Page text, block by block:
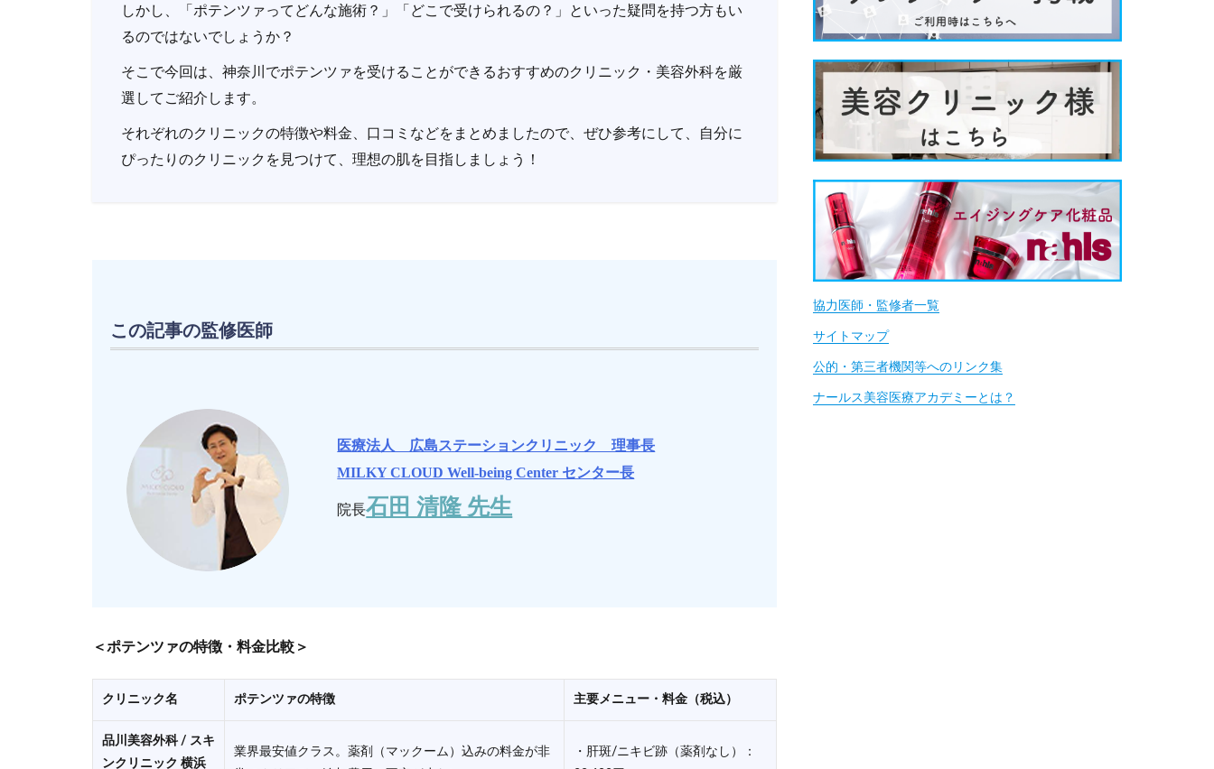
しかし、「ポテンツァってどんな施術？」「どこで受けられるの？」といった疑問を持つ方もい
るのではないでしょうか？
そこで今回は、神奈川でポテンツァを受けることができるおすすめのクリニック・美容外科を厳
選してご紹介します。
それぞれのクリニックの特徴や料金、口コミなどをまとめましたので、ぜひ参考にして、自分に
ぴったりのクリニックを見つけて、理想の肌を目指しましょう！
この記事の監修医師
医療法人 広島ステーションクリニック 理事長
MILKY CLOUD Well-being Center センター長
院長石田 清隆 先生
＜ポテンツァの特徴・料金比較＞
クリニック名 ポテンツァの特徴 主要メニュー・料金（税込）
品川美容外科 / スキ
ンクリニック 横浜
業界最安値クラス。薬剤（マックーム）込みの料金が非
・肝斑/ニキビ跡（薬剤なし）：
協力医師・監修者一覧
サイトマップ
公的・第三者機関等へのリンク集
ナールス美容医療アカデミーとは？